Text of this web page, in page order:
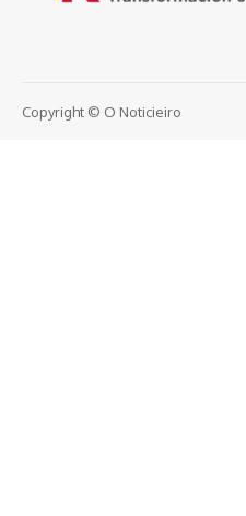
Copyright © O Noticieiro